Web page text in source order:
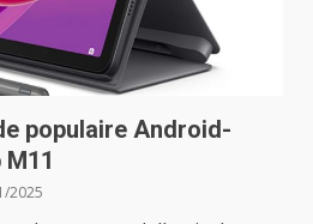
populaire Android-
2025